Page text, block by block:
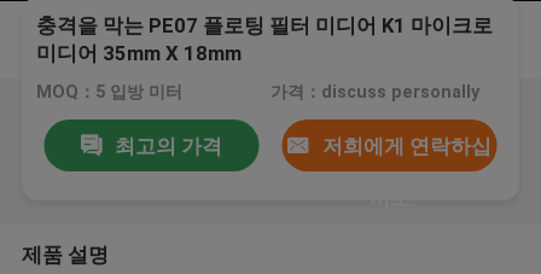
충격을 막는 PE07 플로팅 필터 미디어 K1 마이크로
미디어 35mm X 18mm
MOQ：5 입방 미터 가격：discuss personally
최고의 가격 저희에게 연락하십
제품 설명